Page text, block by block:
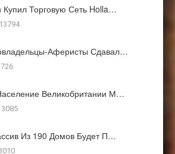
Торговую Сеть Holla…
Аферисты Сдавал…
Великобритании М…
Из 190 Домов Будет П…